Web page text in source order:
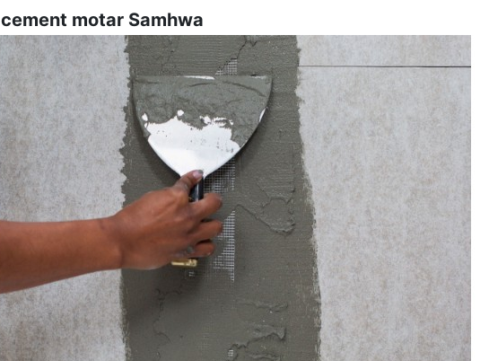
cement motar Samhwa